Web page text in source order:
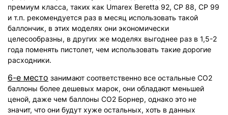
премиум класса, таких как Umarex Beretta 92, CP 88, CP 99
и т.п. рекомендуется раз в месяц использовать такой
баллончик, в этих моделях они экономически
целесообразны, в других же моделях выгоднее раз в 1,5-2
года поменять пистолет, чем использовать такие дорогие
расходники.
6-е место занимают соответственно все остальные СО2
баллоны более дешевых марок, они обладают меньшей
ценой, даже чем баллоны СО2 Борнер, однако это не
значит, что они будут хуже остальных, хоть в данных